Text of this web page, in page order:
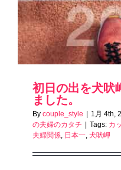
初日の出を犬吠
ました。
By couple_style 1月 4th,
の夫婦のカタチ
Tags: カ
夫婦関係, 日本一, 犬吠岬